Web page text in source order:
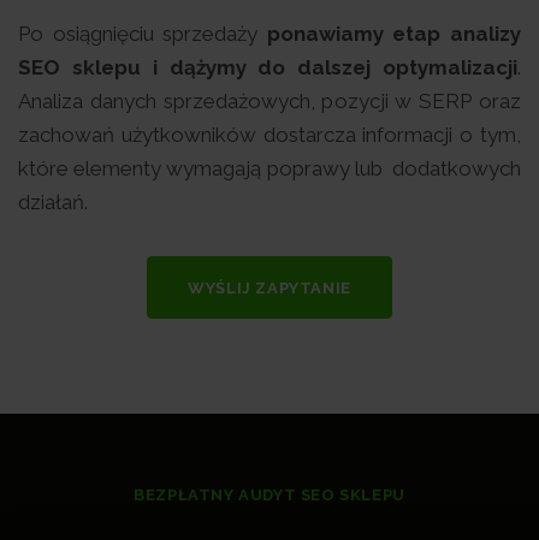
Po osiągnięciu sprzedaży ponawiamy etap analizy
SEO sklepu i dążymy do dalszej optymalizacji.
Analiza danych sprzedażowych, pozycji w SERP oraz
zachowań użytkowników dostarcza informacji o tym,
które elementy wymagają poprawy lub dodatkowych
działań.
WYŚLIJ ZAPYTANIE
BEZPŁATNY AUDYT SEO SKLEPU